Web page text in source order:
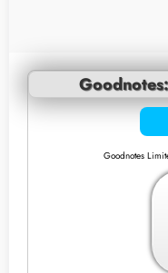
Goodnotes